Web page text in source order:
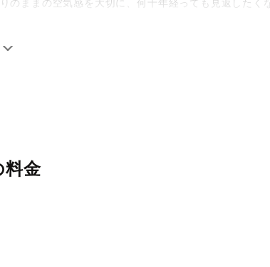
のままの空気感を大切に、何十年経っても見返したく
然な雰囲気を残しつつも、おしゃれで洗練された仕上が
料金